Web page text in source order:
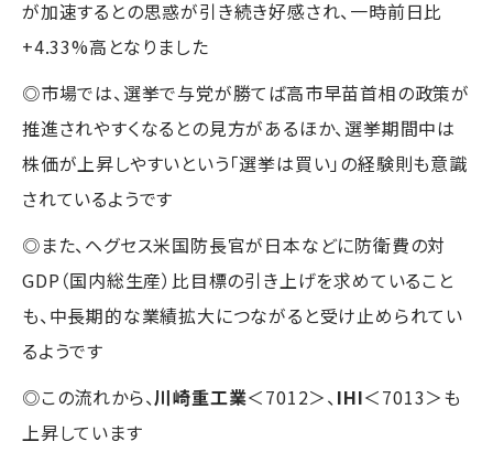
が加速するとの思惑が引き続き好感され、一時前日比
+4.33%高となりました
◎市場では、選挙で与党が勝てば高市早苗首相の政策が
推進されやすくなるとの見方があるほか、選挙期間中は
株価が上昇しやすいという「選挙は買い」の経験則も意識
されているようです
◎また、ヘグセス米国防長官が日本などに防衛費の対
GDP（国内総生産）比目標の引き上げを求めていること
も、中長期的な業績拡大につながると受け止められてい
るようです
◎この流れから、川崎重工業＜7012＞、 IHI＜7013＞も
上昇しています